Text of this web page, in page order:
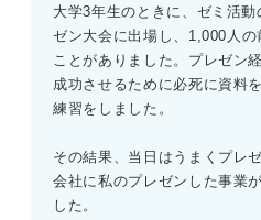
大学3年生のときに、ゼミ活
ゼン大会に出場し、1,000人
ことがありました。プレゼン
成功させるために必死に資料
練習をしました。
その結果、当日はうまくプレ
会社に私のプレゼンした事業
した。